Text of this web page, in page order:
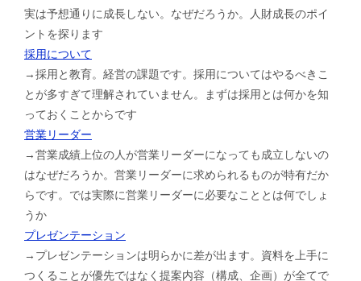
実は予想通りに成長しない。なぜだろうか。人財成長のポイ
ントを探ります
採用について
→採用と教育。経営の課題です。採用についてはやるべきこ
とが多すぎて理解されていません。まずは採用とは何かを知
っておくことからです
営業リーダー
→営業成績上位の人が営業リーダーになっても成立しないの
はなぜだろうか。営業リーダーに求められるものが特有だか
らです。では実際に営業リーダーに必要なこととは何でしょ
うか
プレゼンテーション
→プレゼンテーションは明らかに差が出ます。資料を上手に
つくることが優先ではなく提案内容（構成、企画）が全てで